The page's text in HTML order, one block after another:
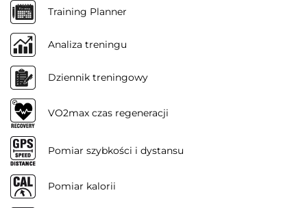
Training Planner
Analiza treningu
Dziennik treningowy
VO2max czas regeneracji
Pomiar szybkości i dystansu
Pomiar kalorii